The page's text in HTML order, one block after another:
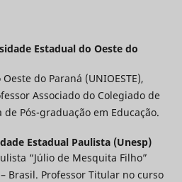
Estadual do Oeste do
do Paraná (UNIOESTE),
Associado do Colegiado de
Pós-graduação em Educação.
Estadual Paulista (Unesp)
“Júlio de Mesquita Filho”
Brasil. Professor Titular no curso